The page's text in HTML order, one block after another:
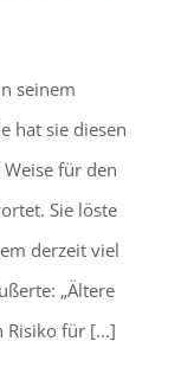
–
seinem
hat sie diesen
für den
Sie löste
derzeit viel
„Ältere
Risiko für [...]